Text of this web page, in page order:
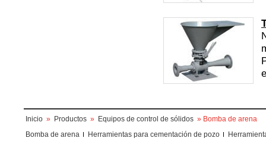
Inicio » Productos » Equipos de control de sólidos » Bomba de arena
Bomba de arena
Herramientas para cementación de pozo